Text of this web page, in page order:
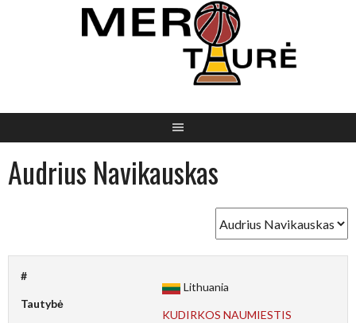
Audrius Navikauskas
#
Tautybė
Lithuania
KUDIRKOS NAUMIESTIS